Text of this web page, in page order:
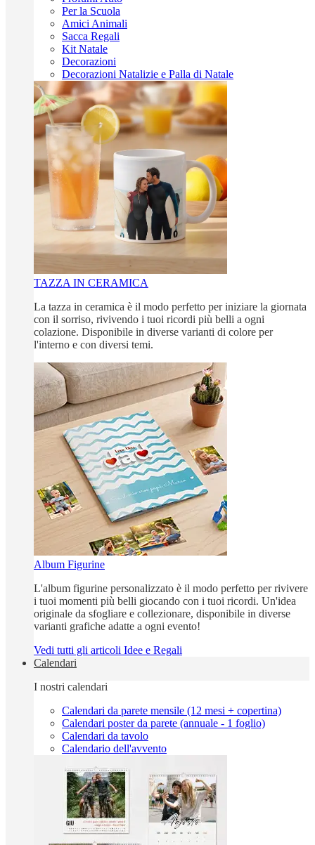
Per la Scuola
Amici Animali
Sacca Regali
Kit Natale
Decorazioni
Decorazioni Natalizie e Palla di Natale
TAZZA IN CERAMICA
La tazza in ceramica è il modo perfetto per iniziare la giornata
con il sorriso, rivivendo i tuoi ricordi più belli a ogni
colazione. Disponibile in diverse varianti di colore per
l'interno e con diversi temi.
Album Figurine
L'album figurine personalizzato è il modo perfetto per rivivere
i tuoi momenti più belli giocando con i tuoi ricordi. Un'idea
originale da sfogliare e collezionare, disponibile in diverse
varianti grafiche adatte a ogni evento!
Vedi tutti gli articoli Idee e Regali
Calendari
I nostri calendari
Calendari da parete mensile (12 mesi + copertina)
Calendari poster da parete (annuale - 1 foglio)
Calendari da tavolo
Calendario dell'avvento